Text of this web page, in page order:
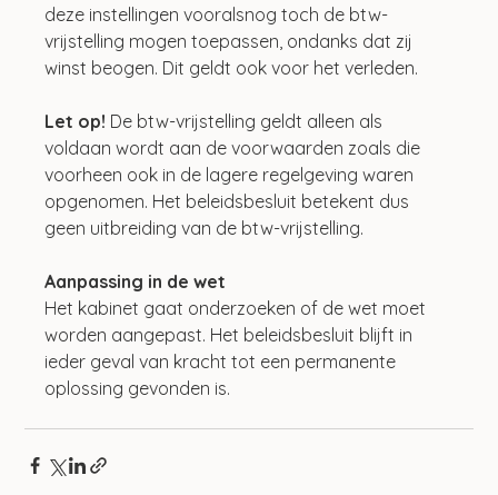
deze instellingen vooralsnog toch de btw-
vrijstelling mogen toepassen, ondanks dat zij
winst beogen. Dit geldt ook voor het verleden.
Let op! De btw-vrijstelling geldt alleen als
voldaan wordt aan de voorwaarden zoals die
voorheen ook in de lagere regelgeving waren
opgenomen. Het beleidsbesluit betekent dus
geen uitbreiding van de btw-vrijstelling.
Aanpassing in de wet
Het kabinet gaat onderzoeken of de wet moet
worden aangepast. Het beleidsbesluit blijft in
ieder geval van kracht tot een permanente
oplossing gevonden is.